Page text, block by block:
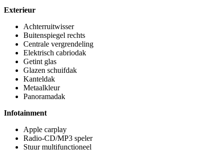
Exterieur
Achterruitwisser
Buitenspiegel rechts
Centrale vergrendeling
Elektrisch cabriodak
Getint glas
Glazen schuifdak
Kanteldak
Metaalkleur
Panoramadak
Infotainment
Apple carplay
Radio-CD/MP3 speler
Stuur multifunctioneel